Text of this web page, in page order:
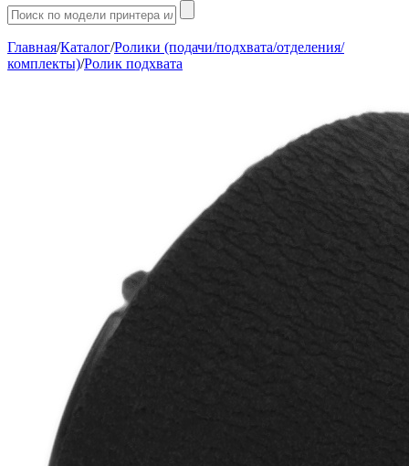
Главная/Каталог/Ролики (подачи/подхвата/отделения/
комплекты)/Ролик подхвата